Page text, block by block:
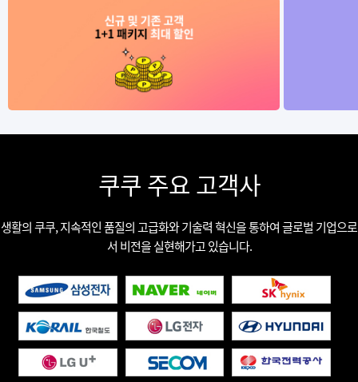
쿠쿠 주요 고객사
생활의 쿠쿠, 지속적인 품질의 고급화와 기술력 혁신을 통하여 글로벌 기업으로
서 비전을 실현해가고 있습니다.